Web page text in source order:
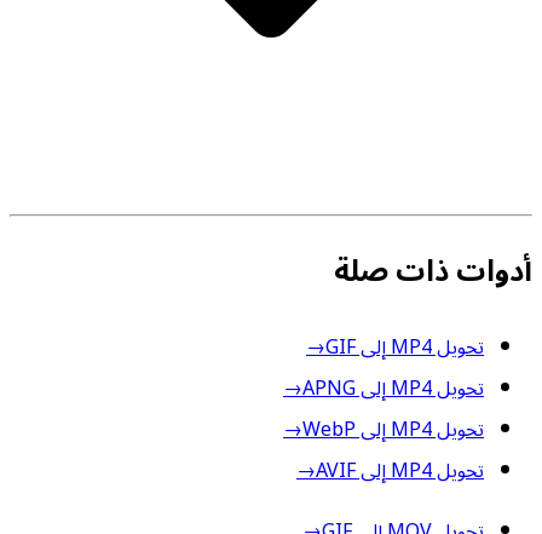
أدوات ذات صلة
تحويل MP4 إلى GIF
→
تحويل MP4 إلى APNG
→
تحويل MP4 إلى WebP
→
تحويل MP4 إلى AVIF
→